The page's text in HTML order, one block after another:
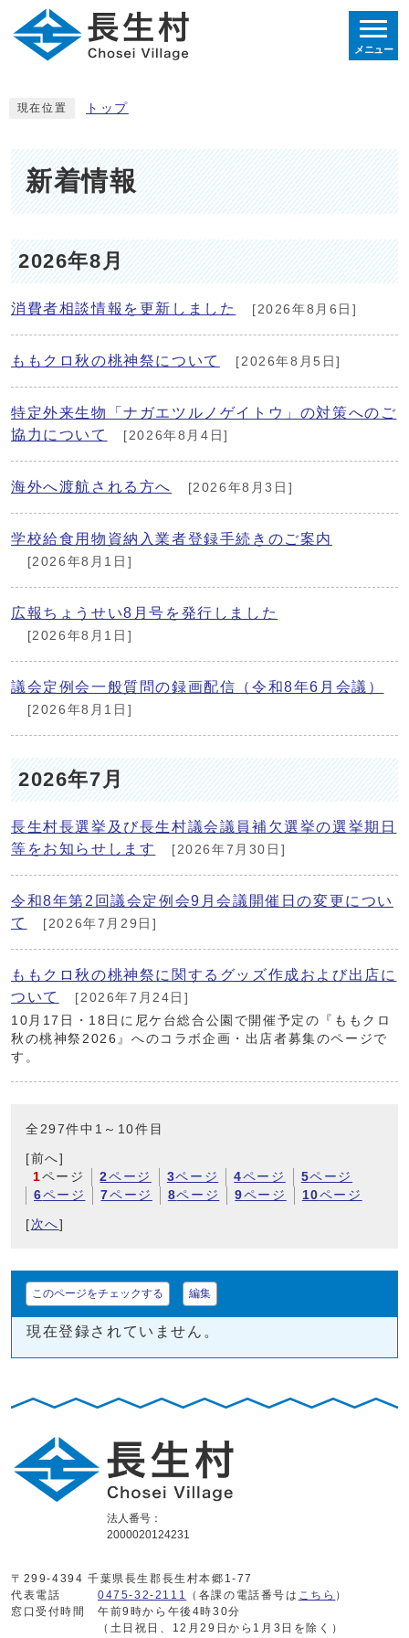
メニュー
現在位置 トップ
新着情報
2026年8月
消費者相談情報を更新しました [2026年8月6日]
ももクロ秋の桃神祭について [2026年8月5日]
特定外来生物「ナガエツルノゲイトウ」の対策へのご
協力について
[2026年8月4日]
海外へ渡航される方へ [2026年8月3日]
学校給食用物資納入業者登録手続きのご案内
[2026年8月1日]
広報ちょうせい8月号を発行しました
[2026年8月1日]
議会定例会一般質問の録画配信（令和8年6月会議）
[2026年8月1日]
2026年7月
長生村長選挙及び長生村議会議員補欠選挙の選挙期日
等をお知らせします
[2026年7月30日]
令和8年第2回議会定例会9月会議開催日の変更につい
て
[2026年7月29日]
ももクロ秋の桃神祭に関するグッズ作成および出店に
ついて
[2026年7月24日]
10月17日・18日に尼ケ台総合公園で開催予定の『ももクロ
秋の桃神祭2026』へのコラボ企画・出店者募集のページで
す。
全297件中1～10件目
[前へ]
1ページ 2ページ 3ページ 4ページ 5ページ
6ページ 7ページ 8ページ 9ページ 10ページ
[ 次へ]
このページをチェックする 編集
現在登録されていません。
法人番号：
2000020124231
〒299-4394 千葉県長生郡長生村本郷1-77
代表電話
0475-32-2111 （各課の電話番号は こちら ）
窓口受付時間
午前9時から午後4時30分
（土日祝日、12月29日から1月3日を除く）